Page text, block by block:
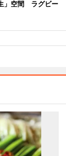
」空間 ラグビー